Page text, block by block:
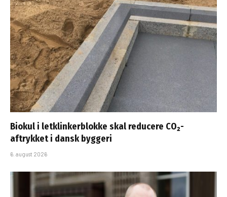
Biokul i letklinkerblokke skal reducere CO₂-
aftrykket i dansk byggeri
6. august 2026